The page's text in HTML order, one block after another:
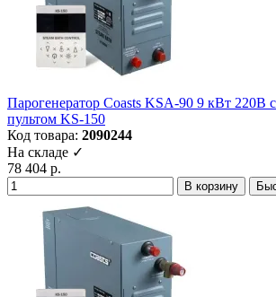
Парогенератор Coasts KSA-90 9 кВт 220В
пультом KS-150
Код товара: 2090244
На складе ✓
78 404 р.
В корзину